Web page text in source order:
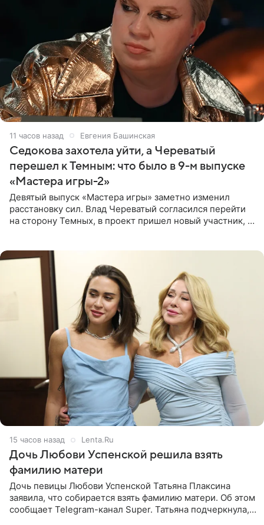
11 часов назад Евгения Башинская
Седокова захотела уйти, а Череватый
перешел к Темным: что было в 9-м выпуске
«Мастера игры-2»
Девятый выпуск «Мастера игры» заметно изменил
расстановку сил. Влад Череватый согласился перейти
на сторону Темных, в проект пришел новый участник, а
15 часов назад Lenta.Ru
Дочь Любови Успенской решила взять
фамилию матери
Дочь певицы Любови Успенской Татьяна Плаксина
заявила, что собирается взять фамилию матери. Об этом
сообщает Telegram-канал Super. Татьяна подчеркнула,